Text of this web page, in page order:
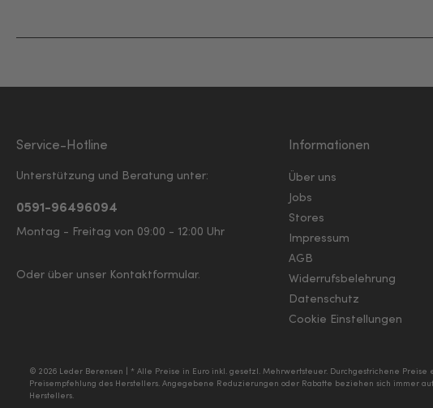
Service-Hotline
Unterstützung und Beratung unter:
0591-96496094
Montag - Freitag von 09:00 - 12:00 Uhr
Oder über unser Kontaktformular.
Informationen
Über uns
Jobs
Stores
Impressum
AGB
Widerrufsbelehrung
Datenschutz
Cookie Einstellungen
© 2026 Leder Berensen | * Alle Preise in Euro inkl. gesetzl. Mehrwertsteuer. Durchgestrichene
Preisempfehlung des Herstellers. Angegebene Reduzierungen oder Rabatte beziehen sich immer
Herstellers.